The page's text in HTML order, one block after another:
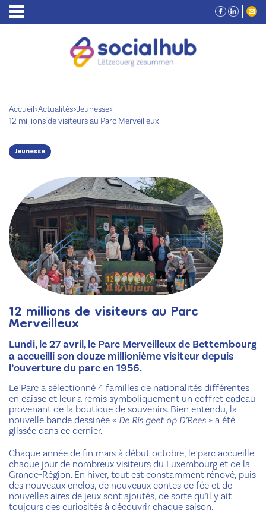
Accueil>Actualités>Jeunesse>
12 millions de visiteurs au Parc Merveilleux
Jeunesse
12 millions de visiteurs au Parc
Merveilleux
Lundi, le 27 avril, le Parc Merveilleux de Bettembourg
a accueilli son douze millionième visiteur depuis
l’ouverture du parc en 1956.
Le Parc a sélectionné 4 familles de nationalités différentes
en caisse et leur a remis symboliquement un coffret cadeau
provenant de la boutique de souvenirs. Bien entendu, la
nouvelle bande dessinée « De Ris geet op D’Rees » a été
glissée dans ce dernier.
Chaque année de fin mars à début octobre, le parc accueille
chaque jour de nombreux visiteurs du Luxembourg et de la
Grande-Région. En hiver, tout est constamment rénové, puis
des nouveaux enclos, de nouveaux contes de fée et de
nouvelles aires de jeux sont ajoutés, de sorte qu’il y ait
toujours des curiosités à découvrir chaque saison.